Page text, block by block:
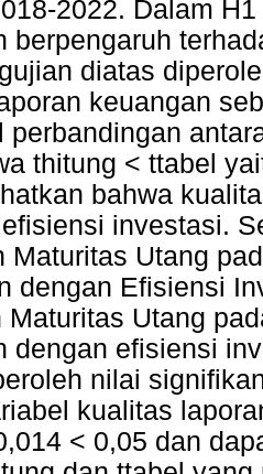
2022. Dalam
berpengaruh
diatas
keuangan
perbandingan
thitung < ttabel
bahwa
investasi.
Maturitas Utang
dengan Efisiensi
Maturitas Utang
dengan efisiensi
nilai
kualitas
< 0,05 dan